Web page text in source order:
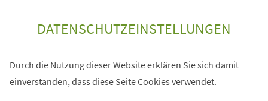
DATENSCHUTZEINSTELLUNGEN
Durch die Nutzung dieser Website erklären Sie sich damit
einverstanden, dass diese Seite Cookies verwendet.